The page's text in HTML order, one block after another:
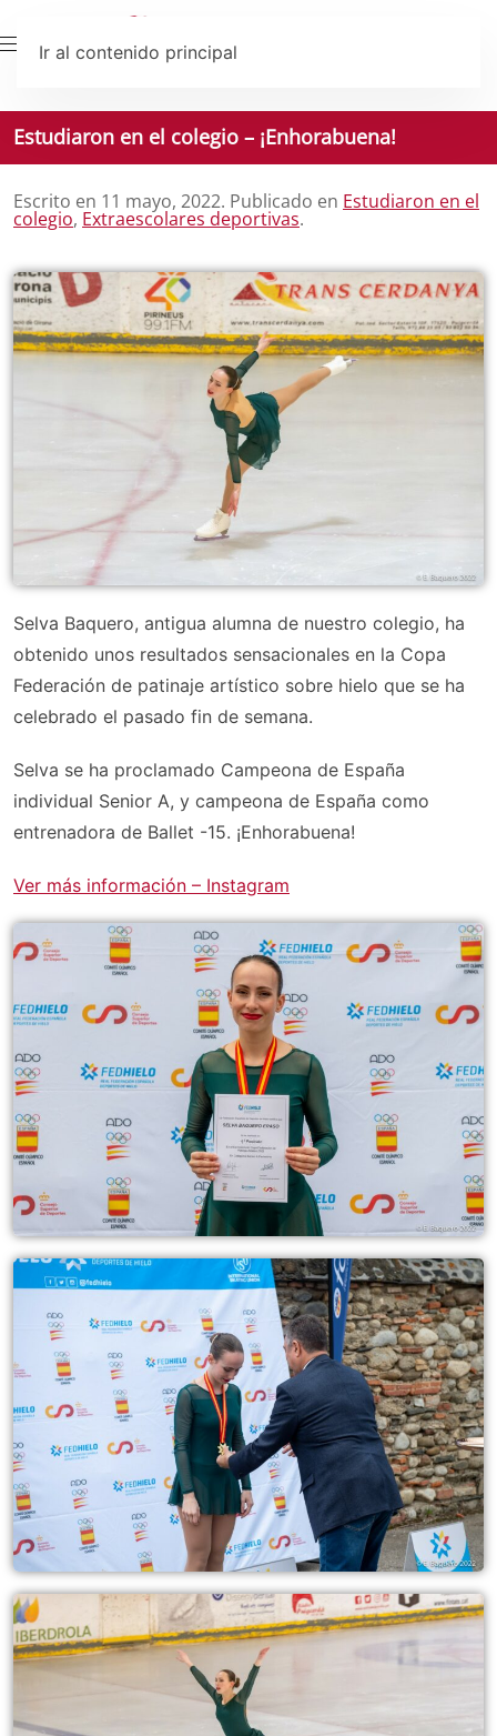
Ir al contenido principal
Estudiaron en el colegio – ¡Enhorabuena!
Escrito en 11 mayo, 2022. Publicado en Estudiaron en el
colegio, Extraescolares deportivas.
Selva Baquero, antigua alumna de nuestro colegio, ha
obtenido unos resultados sensacionales en la Copa
Federación de patinaje artístico sobre hielo que se ha
celebrado el pasado fin de semana.
Selva se ha proclamado Campeona de España
individual Senior A, y campeona de España como
entrenadora de Ballet -15. ¡Enhorabuena!
Ver más información – Instagram